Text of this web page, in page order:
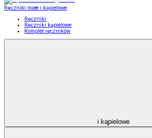
Ręczniki małe i kąpielowe
Ręczniki
Ręczniki kąpielowe
Komplet ręczników
i kąpielowe